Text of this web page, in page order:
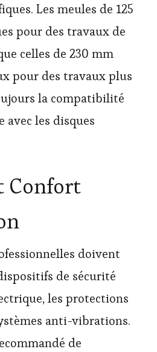
Les meules de 125
pour des travaux de
celles de 230 mm
pour des travaux plus
la compatibilité
avec les disques
Confort
doivent
de sécurité
les protections
anti-vibrations.
de